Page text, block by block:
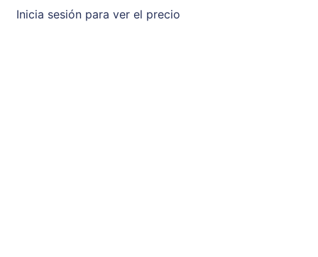
Inicia sesión para ver el precio